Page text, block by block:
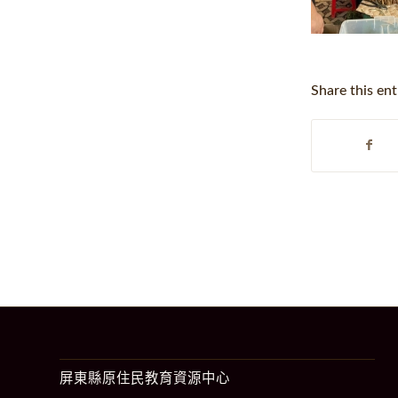
Share this
屏東縣原住民教育資源中心